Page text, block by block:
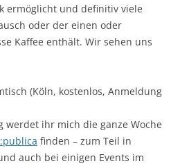
ermöglicht und definitiv viele
oder der einen oder
Kaffee enthält. Wir sehen uns
(Köln, kostenlos, Anmeldung
werdet ihr mich die ganze Woche
finden – zum Teil in
auch bei einigen Events im